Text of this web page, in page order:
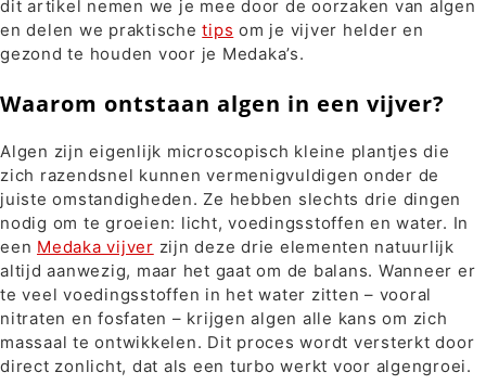
dit artikel nemen we je mee door de oorzaken van algen
en delen we praktischetips om je vijver helder en
gezond te houden voor je Medaka’s.
Waarom ontstaan algen in een vijver?
Algen zijn eigenlijk microscopisch kleine plantjes die
zich razendsnel kunnen vermenigvuldigen onder de
juiste omstandigheden. Ze hebben slechts drie dingen
nodig om te groeien: licht, voedingsstoffen en water. In
een Medaka vijver zijn deze drie elementen natuurlijk
altijd aanwezig, maar het gaat om de balans. Wanneer er
te veel voedingsstoffen in het water zitten – vooral
nitraten en fosfaten – krijgen algen alle kans om zich
massaal te ontwikkelen. Dit proces wordt versterkt door
direct zonlicht, dat als een turbo werkt voor algengroei.